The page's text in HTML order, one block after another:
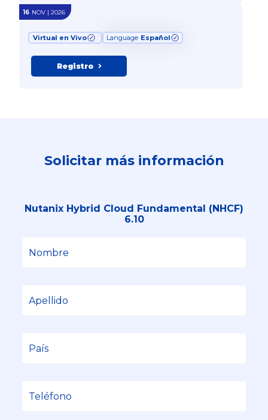
16 NOV | 2026
Virtual en Vivo Language Español
Registro
Solicitar más información
Nutanix Hybrid Cloud Fundamental (NHCF)
6.10